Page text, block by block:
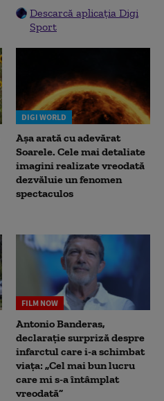
Descarcă aplicația Digi
Sport
DIGI WORLD
Așa arată cu adevărat
Soarele. Cele mai detaliate
imagini realizate vreodată
dezvăluie un fenomen
spectaculos
FILM NOW
Antonio Banderas,
declarație surpriză despre
infarctul care i-a schimbat
viața: „Cel mai bun lucru
care mi s-a întâmplat
vreodată”